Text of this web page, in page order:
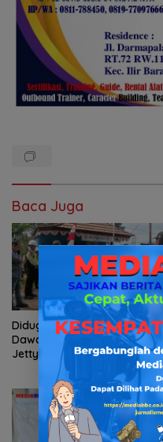
Baca Juga
Diduga Cemari Sungai
Dawas dan Langgar Izin
Jetty PT BMP, Massa POSE RI
dan Barikade 98 Gelar Aksi
Mendesak Pengusutan
Tuntas